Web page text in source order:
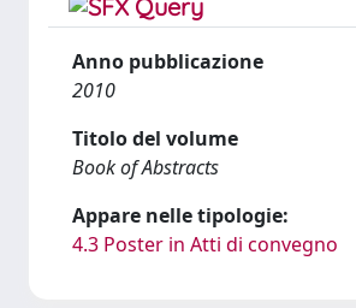
Anno pubblicazione
2010
Titolo del volume
Book of Abstracts
Appare nelle tipologie:
4.3 Poster in Atti di convegno